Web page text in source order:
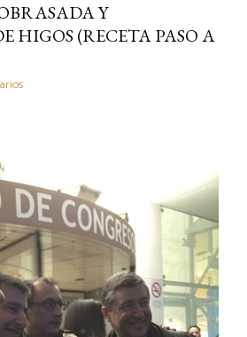
Y
HIGOS (RECETA PASO A